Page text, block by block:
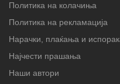
Политика на колачиња
Политика на рекламација
Нарачки, плаќања и
Најчести прашања
Наши автори